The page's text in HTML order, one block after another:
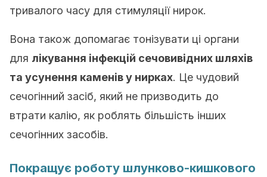
тривалого часу для стимуляції нирок.
Вона також допомагає тонізувати ці органи
для лікування інфекцій сечовивідних шляхів
та усунення каменів у нирках. Це чудовий
сечогінний засіб, який не призводить до
втрати калію, як роблять більшість інших
сечогінних засобів.
Покращує роботу шлунково-кишкового